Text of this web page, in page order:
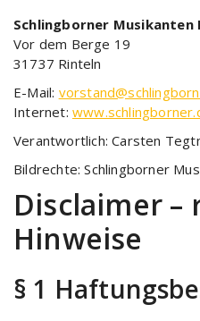
Schlingborner Musikanten
Vor dem Berge 19
31737 Rinteln
E-Mail:
Internet:
Verantwortlich: Carsten
Bildrechte: Schlingborner
Disclaimer –
Hinweise
§ 1